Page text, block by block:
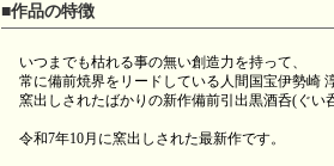
■作品の特徴
いつまでも枯れる事の無い創造力を持って、
常に備前焼界をリードしている人間国宝伊勢崎
窯出しされたばかりの新作備前引出黒酒呑(ぐい
令和7年10月に窯出しされた最新作です。